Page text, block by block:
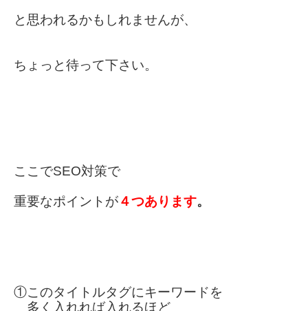
と思われるかもしれませんが、
ちょっと待って下さい。
ここでSEO対策で
重要なポイントが４つあります。
①このタイトルタグにキーワードを
多く入れれば入れるほど